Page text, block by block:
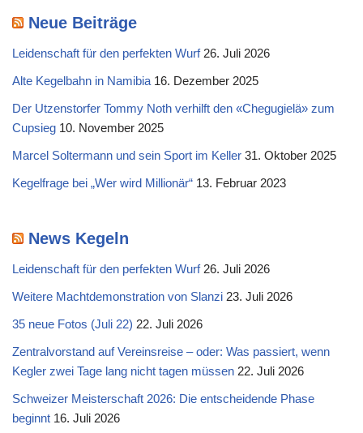
Neue Beiträge
Leidenschaft für den perfekten Wurf 26. Juli 2026
Alte Kegelbahn in Namibia 16. Dezember 2025
Der Utzenstorfer Tommy Noth verhilft den «Chegugielä» zum
Cupsieg 10. November 2025
Marcel Soltermann und sein Sport im Keller 31. Oktober 2025
Kegelfrage bei „Wer wird Millionär“ 13. Februar 2023
News Kegeln
Leidenschaft für den perfekten Wurf 26. Juli 2026
Weitere Machtdemonstration von Slanzi 23. Juli 2026
35 neue Fotos (Juli 22) 22. Juli 2026
Zentralvorstand auf Vereinsreise – oder: Was passiert, wenn
Kegler zwei Tage lang nicht tagen müssen 22. Juli 2026
Schweizer Meisterschaft 2026: Die entscheidende Phase
beginnt 16. Juli 2026